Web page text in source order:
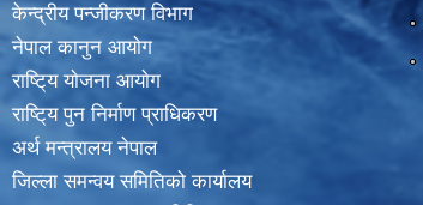
केन्द्रीय पन्जीकरण विभाग
नेपाल कानुन आयाेग
राष्टि्य याेजना आयाेग
राष्टि्य पुन निर्माण प्राधिकरण
अर्थ मन्त्रालय नेपाल
जिल्ला समन्वय समितिको कार्यालय